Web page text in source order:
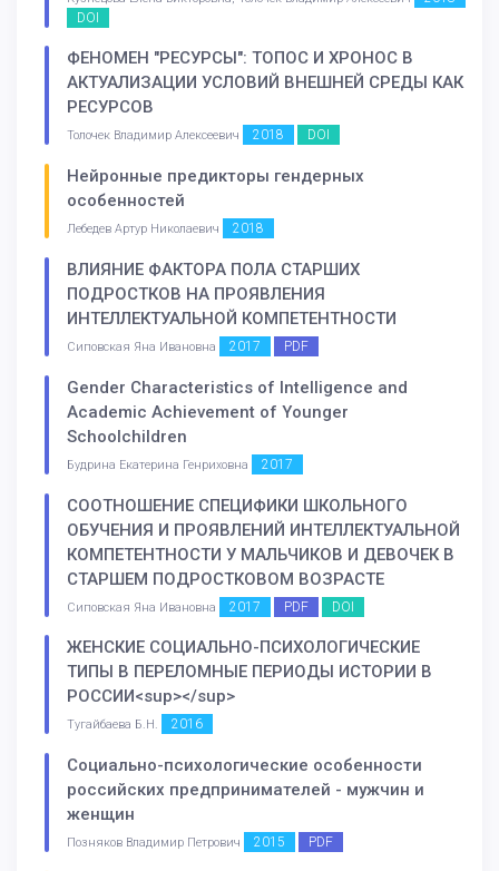
DOI
ФЕНОМЕН "РЕСУРСЫ": ТОПОС И ХРОНОС В
АКТУАЛИЗАЦИИ УСЛОВИЙ ВНЕШНЕЙ СРЕДЫ КАК
РЕСУРСОВ
Толочек Владимир Алексеевич 2018 DOI
Нейронные предикторы гендерных
особенностей
Лебедев Артур Николаевич 2018
ВЛИЯНИЕ ФАКТОРА ПОЛА СТАРШИХ
ПОДРОСТКОВ НА ПРОЯВЛЕНИЯ
ИНТЕЛЛЕКТУАЛЬНОЙ КОМПЕТЕНТНОСТИ
Сиповская Яна Ивановна 2017 PDF
Gender Characteristics of Intelligence and
Academic Achievement of Younger
Schoolchildren
Будрина Екатерина Генриховна 2017
СООТНОШЕНИЕ СПЕЦИФИКИ ШКОЛЬНОГО
ОБУЧЕНИЯ И ПРОЯВЛЕНИЙ ИНТЕЛЛЕКТУАЛЬНОЙ
КОМПЕТЕНТНОСТИ У МАЛЬЧИКОВ И ДЕВОЧЕК В
СТАРШЕМ ПОДРОСТКОВОМ ВОЗРАСТЕ
Сиповская Яна Ивановна 2017 PDF DOI
ЖЕНСКИЕ СОЦИАЛЬНО-ПСИХОЛОГИЧЕСКИЕ
ТИПЫ В ПЕРЕЛОМНЫЕ ПЕРИОДЫ ИСТОРИИ В
РОССИИ<sup></sup>
Тугайбаева Б.Н. 2016
Социально-психологические особенности
российских предпринимателей - мужчин и
женщин
Позняков Владимир Петрович 2015 PDF